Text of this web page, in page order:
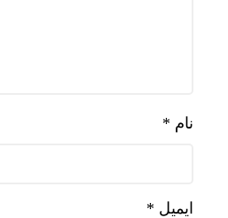
نام *
ایمیل *